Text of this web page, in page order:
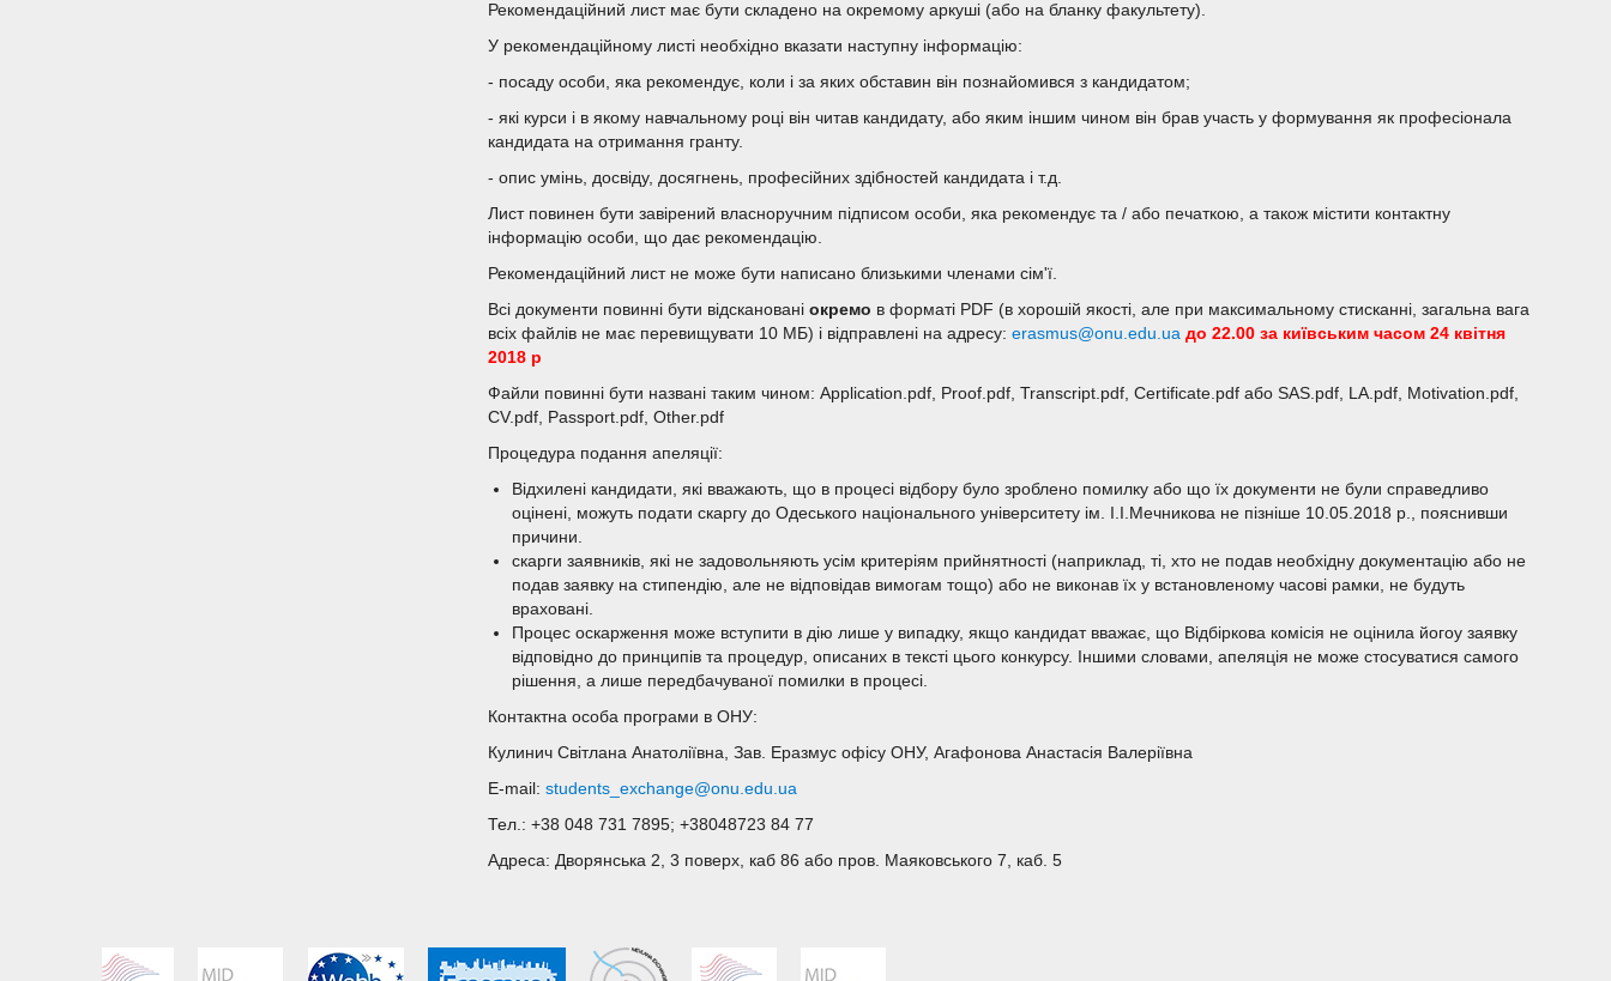
Рекомендаційний лист має бути складено на окремому аркуші (або на бланку факультету).
У рекомендаційному листі необхідно вказати наступну інформацію:
- посаду особи, яка рекомендує, коли і за яких обставин він познайомився з кандидатом;
- які курси і в якому навчальному році він читав кандидату, або яким іншим чином він брав участь у формування як професіонала
кандидата на отримання гранту.
- опис умінь, досвіду, досягнень, професійних здібностей кандидата і т.д.
Лист повинен бути завірений власноручним підписом особи, яка рекомендує та / або печаткою, а також містити контактну
інформацію особи, що дає рекомендацію.
Рекомендаційний лист не може бути написано близькими членами сім'ї.
Всі документи повинні бути відсканованіокремо в форматі PDF (в хорошій якості, але при максимальному стисканні, загальна вага
всіх файлів не має перевищувати 10 МБ) і відправлені на адресу:erasmus@onu.edu.ua до 22.00 за київським часом 24 квітня
2018 р
Файли повинні бути названі таким чином: Application.pdf, Proof.pdf, Transcript.pdf, Certificate.pdf або SAS.pdf, LA.pdf, Motivation.pdf,
CV.pdf, Passport.pdf, Other.pdf
Процедура подання апеляції:
Відхилені кандидати, які вважають, що в процесі відбору було зроблено помилку або що їх документи не були справедливо
оцінені, можуть подати скаргу до Одеського національного університету ім. І.І.Мечникова не пізніше 10.05.2018 р., пояснивши
причини.
скарги заявників, які не задовольняють усім критеріям прийнятності (наприклад, ті, хто не подав необхідну документацію або не
подав заявку на стипендію, але не відповідав вимогам тощо) або не виконав їх у встановленому часові рамки, не будуть
враховані.
Процес оскарження може вступити в дію лише у випадку, якщо кандидат вважає, що Відбіркова комісія не оцінила йогоу заявку
відповідно до принципів та процедур, описаних в тексті цього конкурсу. Іншими словами, апеляція не може стосуватися самого
рішення, а лише передбачуваної помилки в процесі.
Контактна особа програми в ОНУ:
Кулинич Світлана Анатоліївна, Зав. Еразмус офісу ОНУ, Агафонова Анастасія Валеріївна
E-mail:students_exchange@onu.edu.ua
Тел.: +38 048 731 7895; +38048723 84 77
Адреса: Дворянська 2, 3 поверх, каб 86 або пров. Маяковського 7, каб. 5